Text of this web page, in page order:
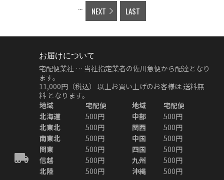
...
NEXT LAST
お届けについて
宅配便業社 … 当社指定業者の佐川急便から配達となり
ます。
11,000円（税込）
以上お買い上げのお客様は 送料無
料 となります。
地域
宅配便 地域
宅配便
北海道
500円 中部
500円
北東北
500円 関西
500円
南東北
500円 中国
500円
関東
500円 四国
500円
信越
500円 九州
500円
北陸
500円 沖縄
500円